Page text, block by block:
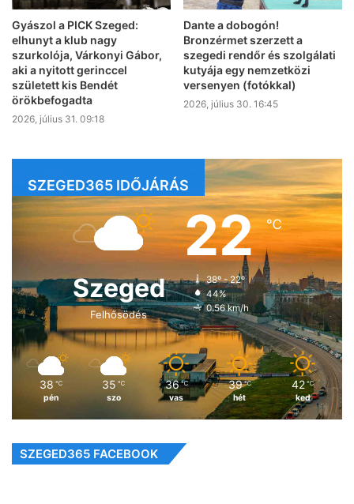
Gyászol a PICK Szeged:
elhunyt a klub nagy
szurkolója, Várkonyi Gábor,
aki a nyitott gerinccel
született kis Bendét
örökbefogadta
2026, július 31. 09:18
Dante a dobogón!
Bronzérmet szerzett a
szegedi rendőr és szolgálati
kutyája egy nemzetközi
versenyen (fotókkal)
2026, július 30. 16:45
SZEGED365 IDŐJÁRÁS
Szeged
Felhősödés
22℃
38º - 22º
44%
0.56 km/h
38 ℃
pén
35 ℃
szo
36 ℃
vas
39 ℃
hét
42 ℃
ked
SZEGED365 FACEBOOK